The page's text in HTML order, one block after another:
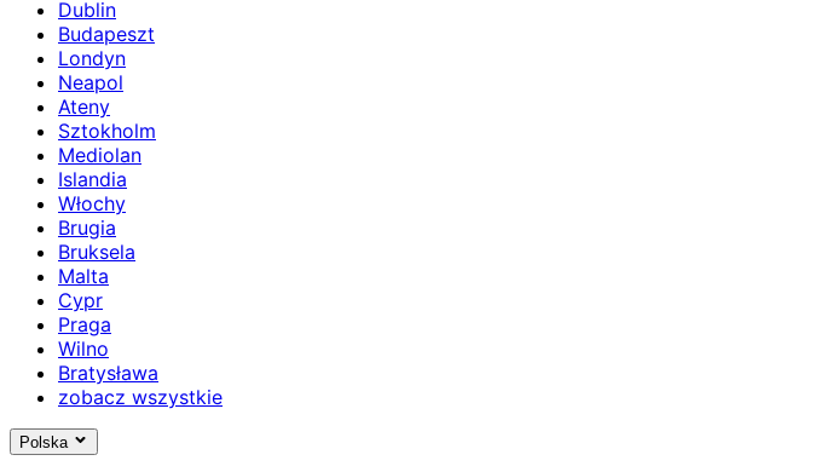
Dublin
Budapeszt
Londyn
Neapol
Ateny
Sztokholm
Mediolan
Islandia
Włochy
Brugia
Bruksela
Malta
Cypr
Praga
Wilno
Bratysława
zobacz wszystkie
Polska